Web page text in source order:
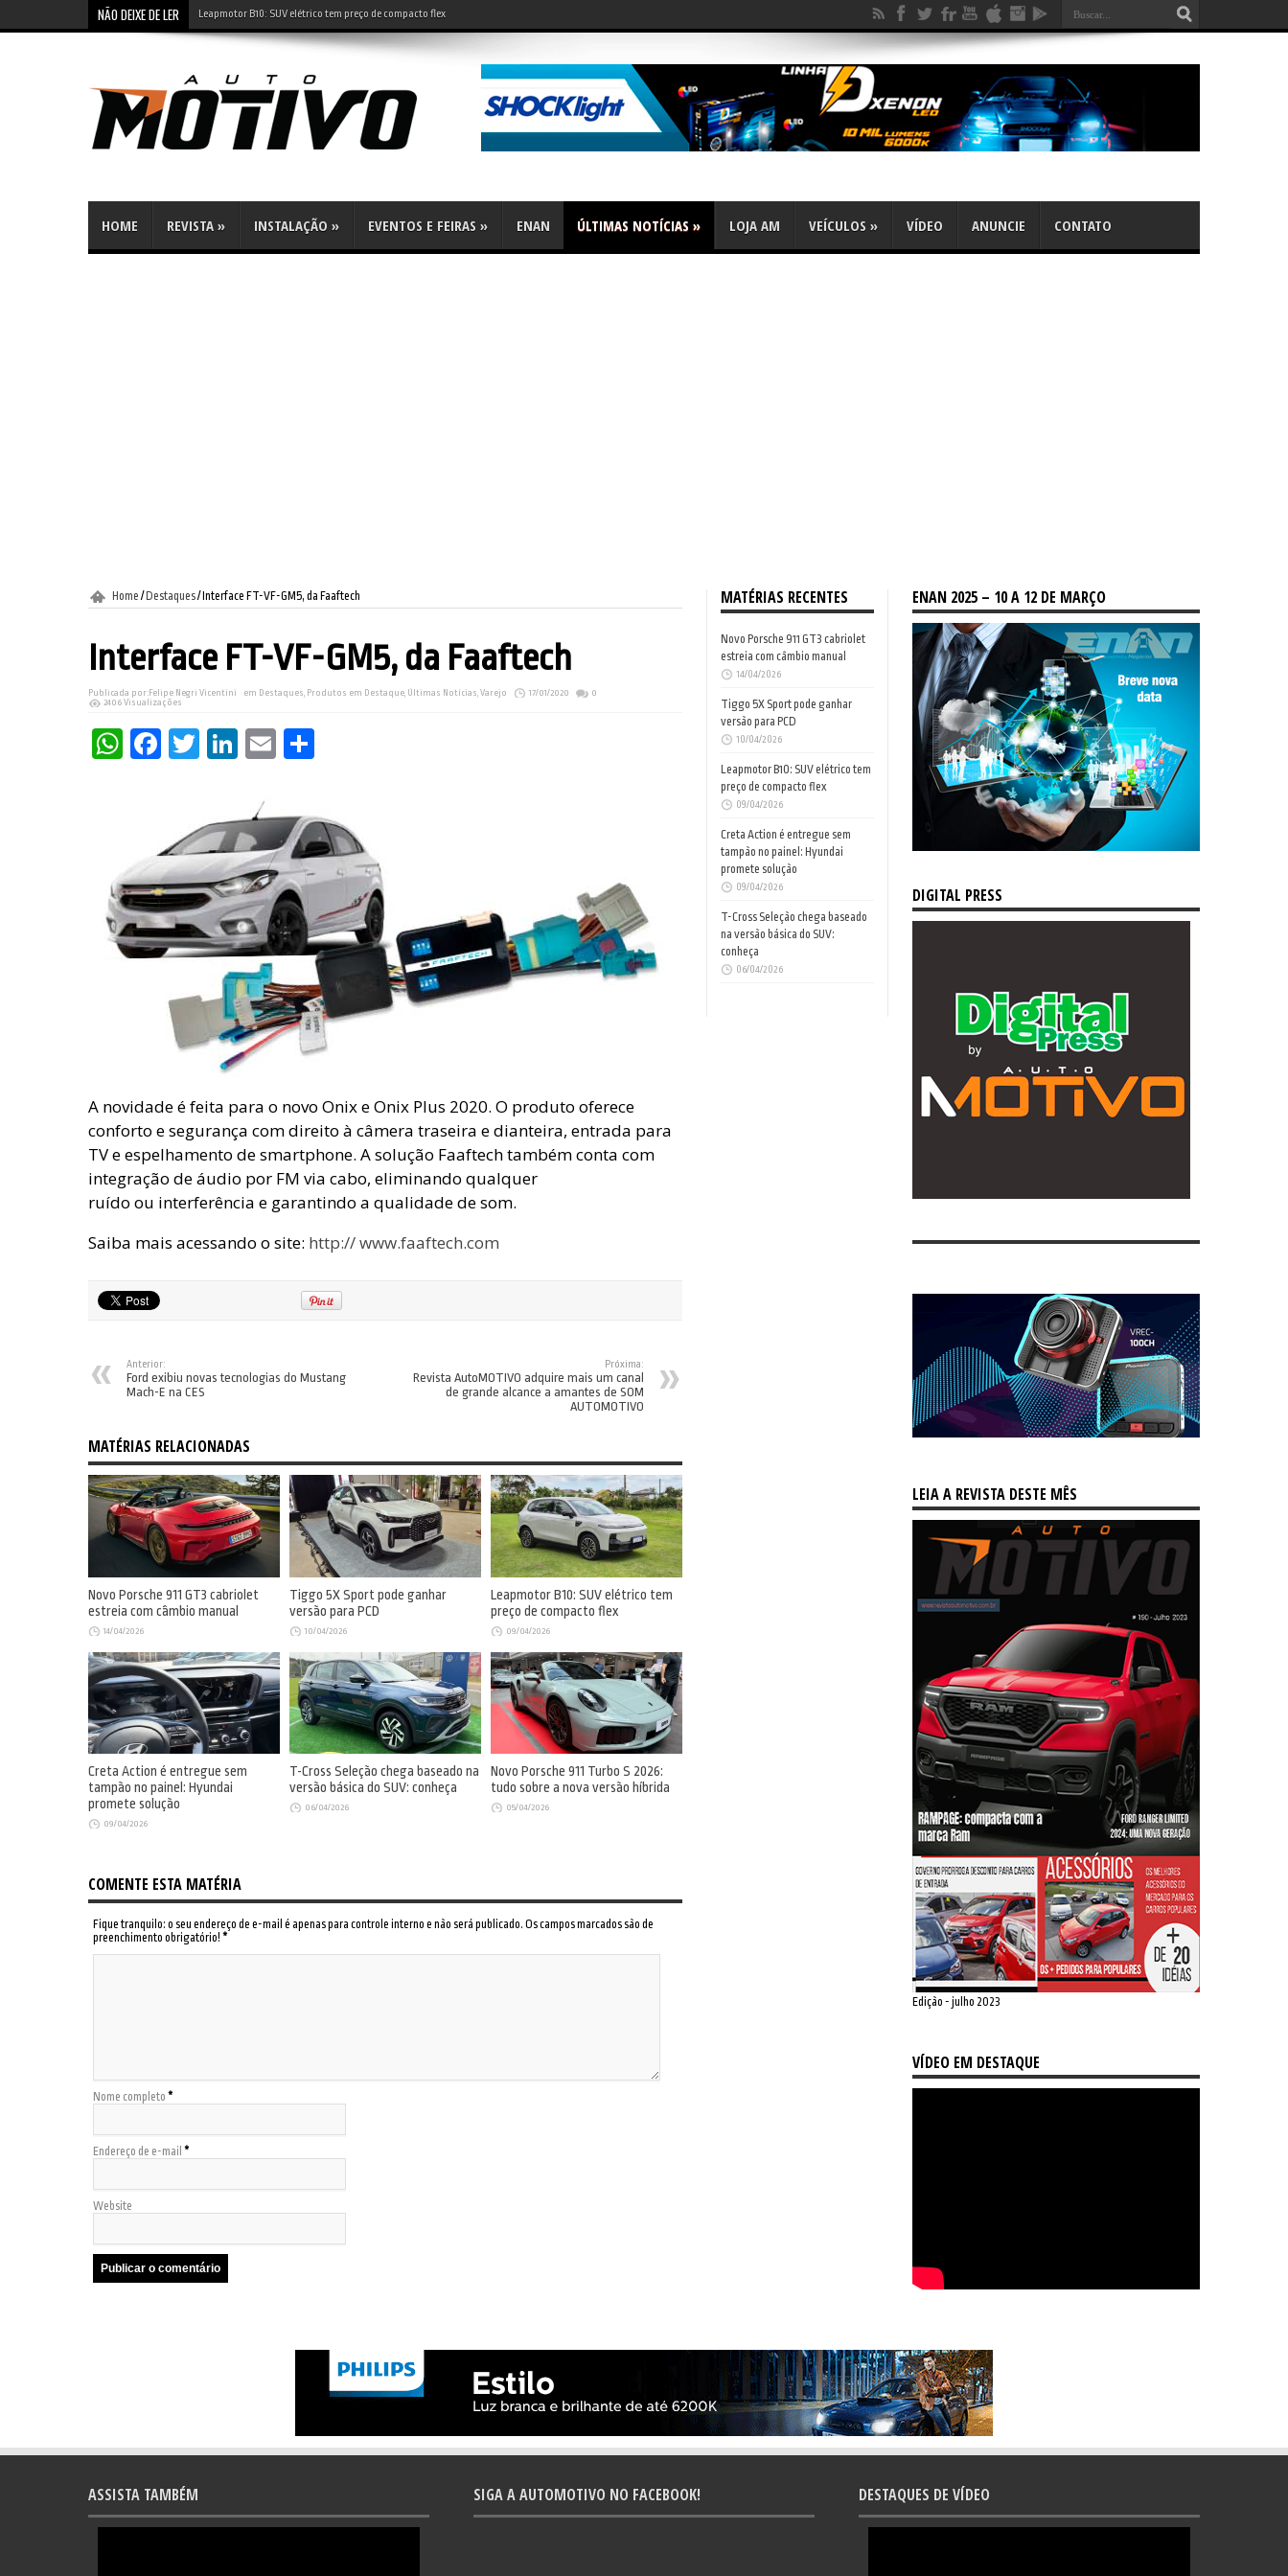
NÃO DEIXE DE LER Leapmotor B10: SUV elétrico tem preço de compacto flex
HOME REVISTA » INSTALAÇÃO » EVENTOS E FEIRAS » ENAN ÚLTIMAS NOTÍCIAS » LOJA AM VEÍCULOS » VÍDEO ANUNCIE CONTATO
Home / Destaques/ Interface FT-VF-GM5, da Faaftech
Interface FT-VF-GM5, da Faaftech
Publicada por: Felipe Negri Vicentini em Destaques, Produtos em Destaque, Últimas Notícias, Varejo 17/01/2020
0
2406 Visualizações
WhatsApp
Facebook
Twitter
LinkedIn
Email
A novidade é feita para o novo Onix e Onix Plus 2020. O produto oferece
conforto e segurança com direito à câmera traseira e dianteira, entrada para
TV e espelhamento de smartphone. A solução Faaftech também conta com
integração de áudio por FM via cabo, eliminando qualquer
ruído ou interferência e garantindo a qualidade de som.
Saiba mais acessando o site: http:// www.faaftech.com
Anterior:
Ford exibiu novas tecnologias do Mustang
Mach-E na CES
Próxima:
Revista AutoMOTIVO adquire mais um canal
de grande alcance a amantes de SOM
AUTOMOTIVO
MATÉRIAS RELACIONADAS
Novo Porsche 911 GT3 cabriolet
estreia com câmbio manual
14/04/2026
Tiggo 5X Sport pode ganhar
versão para PCD
10/04/2026
Leapmotor B10: SUV elétrico tem
preço de compacto flex
09/04/2026
Creta Action é entregue sem
tampão no painel: Hyundai
promete solução
09/04/2026
T-Cross Seleção chega baseado na
versão básica do SUV: conheça
06/04/2026
Novo Porsche 911 Turbo S 2026:
tudo sobre a nova versão híbrida
05/04/2026
COMENTE ESTA MATÉRIA
Fique tranquilo: o seu endereço de e-mail é apenas para controle interno e não será publicado. Os campos marcados são de
preenchimento obrigatório! *
Nome completo *
Endereço de e-mail *
Website
MATÉRIAS RECENTES
Novo Porsche 911 GT3 cabriolet
estreia com câmbio manual
14/04/2026
Tiggo 5X Sport pode ganhar
versão para PCD
10/04/2026
Leapmotor B10: SUV elétrico tem
preço de compacto flex
09/04/2026
Creta Action é entregue sem
tampão no painel: Hyundai
promete solução
09/04/2026
T-Cross Seleção chega baseado
na versão básica do SUV:
conheça
06/04/2026
ENAN 2025 – 10 A 12 DE MARÇO
DIGITAL PRESS
LEIA A REVISTA DESTE MÊS
Edição - julho 2023
VÍDEO EM DESTAQUE
ASSISTA TAMBÉM SIGA A AUTOMOTIVO NO FACEBOOK! DESTAQUES DE VÍDEO